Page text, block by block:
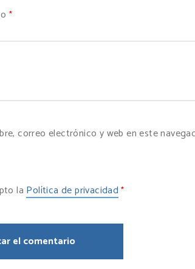
*
correo electrónico y web en este
la Política de privacidad *